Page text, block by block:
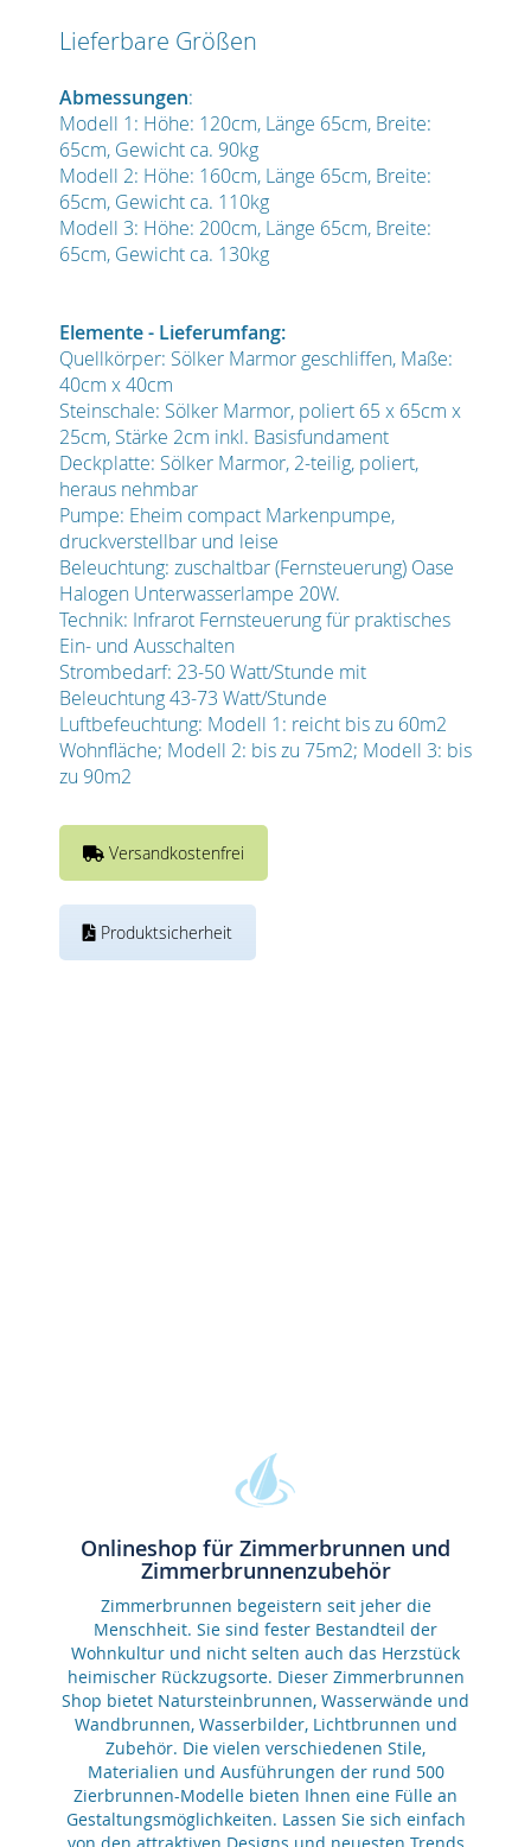
Lieferbare Größen
Abmessungen:
Modell 1: Höhe: 120cm, Länge 65cm, Breite:
65cm, Gewicht ca. 90kg
Modell 2: Höhe: 160cm, Länge 65cm, Breite:
65cm, Gewicht ca. 110kg
Modell 3: Höhe: 200cm, Länge 65cm, Breite:
65cm, Gewicht ca. 130kg
Elemente - Lieferumfang:
Quellkörper: Sölker Marmor geschliffen, Maße:
40cm x 40cm
Steinschale: Sölker Marmor, poliert 65 x 65cm x
25cm, Stärke 2cm inkl. Basisfundament
Deckplatte: Sölker Marmor, 2-teilig, poliert,
heraus nehmbar
Pumpe: Eheim compact Markenpumpe,
druckverstellbar und leise
Beleuchtung: zuschaltbar (Fernsteuerung) Oase
Halogen Unterwasserlampe 20W.
Technik: Infrarot Fernsteuerung für praktisches
Ein- und Ausschalten
Strombedarf: 23-50 Watt/Stunde mit
Beleuchtung 43-73 Watt/Stunde
Luftbefeuchtung: Modell 1: reicht bis zu 60m2
Wohnfläche; Modell 2: bis zu 75m2; Modell 3: bis
zu 90m2
Versandkostenfrei
Produktsicherheit
Onlineshop für Zimmerbrunnen und
Zimmerbrunnenzubehör
Zimmerbrunnen begeistern seit jeher die
Menschheit. Sie sind fester Bestandteil der
Wohnkultur und nicht selten auch das Herzstück
heimischer Rückzugsorte. Dieser Zimmerbrunnen
Shop bietet Natursteinbrunnen, Wasserwände und
Wandbrunnen, Wasserbilder, Lichtbrunnen und
Zubehör. Die vielen verschiedenen Stile,
Materialien und Ausführungen der rund 500
Zierbrunnen-Modelle bieten Ihnen eine Fülle an
Gestaltungsmöglichkeiten. Lassen Sie sich einfach